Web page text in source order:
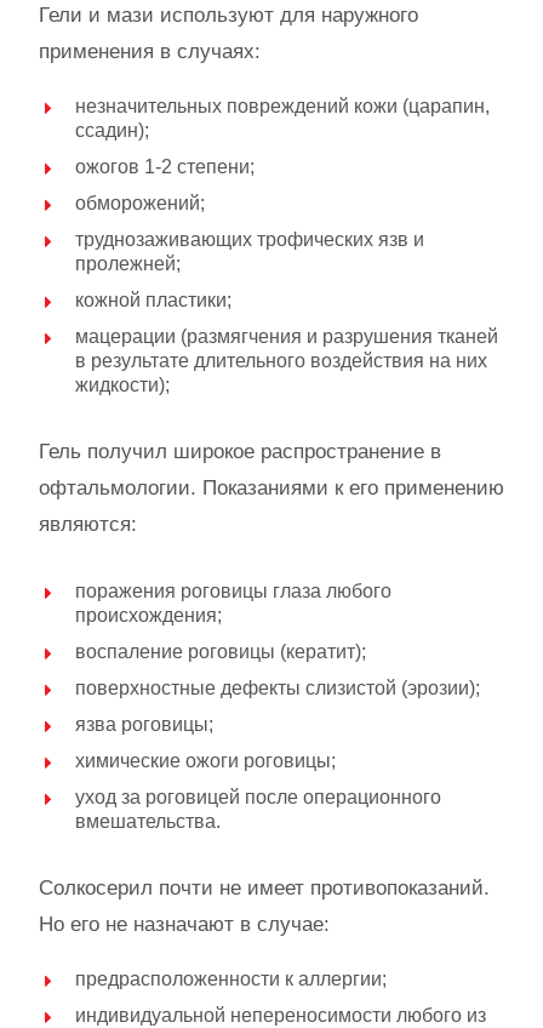
Гели и мази используют для наружного
применения в случаях:
незначительных повреждений кожи (царапин,
ссадин);
ожогов 1-2 степени;
обморожений;
труднозаживающих трофических язв и
пролежней;
кожной пластики;
мацерации (размягчения и разрушения тканей
в результате длительного воздействия на них
жидкости);
Гель получил широкое распространение в
офтальмологии. Показаниями к его применению
являются:
поражения роговицы глаза любого
происхождения;
воспаление роговицы (кератит);
поверхностные дефекты слизистой (эрозии);
язва роговицы;
химические ожоги роговицы;
уход за роговицей после операционного
вмешательства.
Солкосерил почти не имеет противопоказаний.
Но его не назначают в случае:
предрасположенности к аллергии;
индивидуальной непереносимости любого из